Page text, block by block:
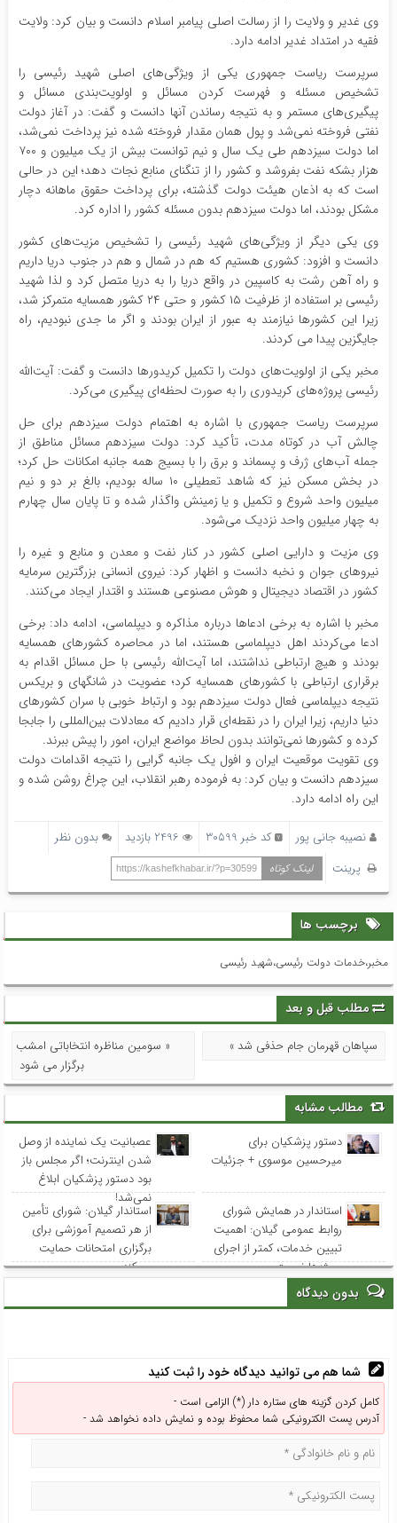
وی غدیر و ولایت را از رسالت اصلی پیامبر اسلام دانست و بیان کرد: ولایت
فقیه در امتداد غدیر ادامه دارد.
سرپرست ریاست جمهوری یکی از ویژگی‌های اصلی شهید رئیسی را
تشخیص مسئله و فهرست کردن مسائل و اولویت‌بندی مسائل و
پیگیری‌های مستمر و به نتیجه رساندن آنها دانست و گفت: در آغاز دولت
نفتی فروخته نمی‌شد و پول همان مقدار فروخته شده نیز پرداخت نمی‌شد،
اما دولت سیزدهم طی یک سال و نیم توانست بیش از یک میلیون و ۷۰۰
هزار بشکه نفت بفروشد و کشور را از تنگنای منابع نجات دهد؛ این در حالی
است که به اذعان هیئت دولت گذشته، برای پرداخت حقوق ماهانه دچار
مشکل بودند، اما دولت سیزدهم بدون مسئله کشور را اداره کرد.
وی یکی دیگر از ویژگی‌های شهید رئیسی را تشخیص مزیت‌های کشور
دانست و افزود: کشوری هستیم که هم در شمال و هم در جنوب دریا داریم
و راه آهن رشت به کاسپین در واقع دریا را به دریا متصل کرد و لذا شهید
رئیسی بر استفاده از ظرفیت ۱۵ کشور و حتی ۲۴ کشور همسایه متمرکز شد،
زیرا این کشورها نیازمند به عبور از ایران بودند و اگر ما جدی نبودیم، راه
جایگزین پیدا می کردند.
مخبر یکی از اولویت‌های دولت را تکمیل کریدورها دانست و گفت: آیت‌الله
رئیسی پروژه‌های کریدوری را به صورت لحظه‌ای پیگیری می‌کرد.
سرپرست ریاست جمهوری با اشاره به اهتمام دولت سیزدهم برای حل
چالش آب در کوتاه مدت، تأکید کرد: دولت سیزدهم مسائل مناطق از
جمله آب‌های ژرف و پسماند و برق را با بسیج همه جانبه امکانات حل کرد؛
در بخش مسکن نیز که شاهد تعطیلی ۱۰ ساله بودیم، بالغ بر دو و نیم
میلیون واحد شروع و تکمیل و یا زمینش واگذار شده و تا پایان سال چهارم
به چهار میلیون واحد نزدیک می‌شود.
وی مزیت و دارایی اصلی کشور در کنار نفت و معدن و منابع و غیره را
نیروهای جوان و نخبه دانست و اظهار کرد: نیروی انسانی بزرگترین سرمایه
کشور در اقتصاد دیجیتال و هوش مصنوعی هستند و اقتدار ایجاد می‌کنند.
مخبر با اشاره به برخی ادعاها درباره مذاکره و دیپلماسی، ادامه داد: برخی
ادعا می‌کردند اهل دیپلماسی هستند، اما در محاصره کشورهای همسایه
بودند و هیچ ارتباطی نداشتند، اما آیت‌الله رئیسی با حل مسائل اقدام به
برقراری ارتباطی با کشورهای همسایه کرد؛ عضویت در شانگهای و بریکس
نتیجه دیپلماسی فعال دولت سیزدهم بود و ارتباط خوبی با سران کشورهای
دنیا داریم، زیرا ایران را در نقطه‌ای قرار دادیم که معادلات بین‌المللی را جابجا
کرده و کشورها نمی‌توانند بدون لحاظ مواضع ایران، امور را پیش ببرند.
وی تقویت موقعیت ایران و افول یک جانبه گرایی را نتیجه اقدامات دولت
سیزدهم دانست و بیان کرد: به فرموده رهبر انقلاب، این چراغ روشن شده و
این راه ادامه دارد.
نصیبه جانی پور کد خبر 30599 2496 بازدید
بدون نظر
پرینت
لینک کوتاه https://kashefkhabar.ir/?p=30599
برچسب ها
مخبر،خدمات دولت رئیسی،شهید رئیسی
مطلب قبل و بعد
سپاهان قهرمان جام حذفی شد »
« سومین مناظره انتخاباتی امشب
برگزار می شود
مطالب مشابه
دستور پزشکیان برای
میرحسین موسوی + جزئیات
عصبانیت یک نماینده از وصل
شدن اینترنت؛ اگر مجلس باز
بود دستور پزشکیان ابلاغ
نمی‌شد!
استاندار در همایش شورای
روابط عمومی‌ گیلان: اهمیت
تبیین خدمات، کمتر از اجرای
پروژه‌ها نیست
استاندار گیلان: شورای تأمین
از هر تصمیم آموزشی برای
برگزاری امتحانات حمایت
می‌کند
بدون دیدگاه
شما هم می توانید دیدگاه خود را ثبت کنید
کامل کردن گزینه های ستاره دار (*) الزامی است -
آدرس پست الکترونیکی شما محفوظ بوده و نمایش داده نخواهد شد -